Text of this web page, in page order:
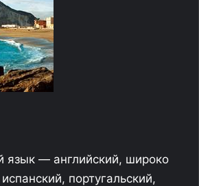
язык — английский, широко
португальский,